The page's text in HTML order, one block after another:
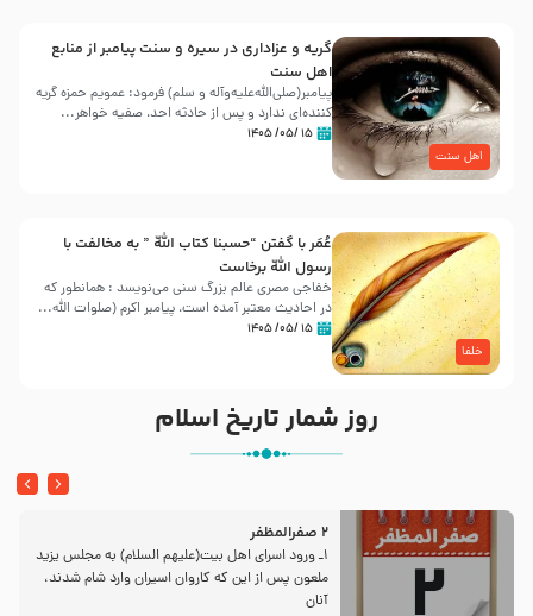
اهل سنت
گریه و عزاداری در سیره و سنت پیامبر از منابع
اهل سنت
پیامبر(صلی‌الله‌علیه‌وآله و سلم) فرمود: عمویم حمزه گریه
کننده‌ای ندارد و پس از حادثه احد، صفیه خواهر...
۱۵ /۰۵/ ۱۴۰۵
خلفا
عُمَر با گفتن “حسبنا كتاب اللّه ” به مخالفت با
رسول اللّه برخاست
خفاجی مصری عالم بزرگ سنی می‌نویسد : همانطور که
در احادیث معتبر آمده است، پیامبر اکرم (صلوات اللّه...
۱۵ /۰۵/ ۱۴۰۵
روز شمار تاریخ اسلام
2 صفرالمظفر
1ـ ورود اسراى اهل بیت‌(علیهم السلام) به مجلس یزید
ملعون پس از این كه كاروان اسیران وارد شام شدند،
آنان